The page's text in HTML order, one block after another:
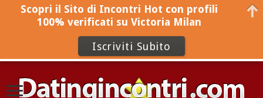
Scopri il Sito di Incontri Hot con profili
100% verificati su Victoria Milan
Iscriviti Subito